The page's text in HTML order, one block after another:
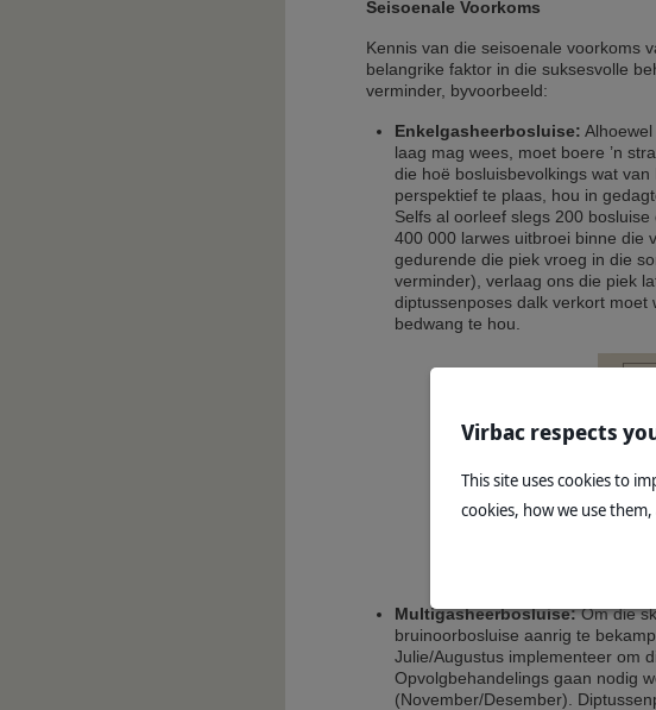
Seisoenale Voorkoms
Kennis van die seisoenale voorkoms
belangrike faktor in die suksesvolle
verminder, byvoorbeeld:
Enkelgasheerbosluise:
laag mag wees, moet boere ’n
die hoë bosluisbevolkings wat
perspektief te plaas, hou in
Selfs al oorleef slegs 200
400 000 larwes uitbroei binne die
gedurende die piek vroeg in die
verminder), verlaag ons die piek
diptussenposes dalk verkort
bedwang te hou.
Multigasheerbosluise:Om die
bruinoorbosluise aanrig te
Julie/Augustus implementeer om
Opvolgbehandelings gaan nodig
(November/Desember).
Virbac respects
This site uses cookies to
cookies, how we use